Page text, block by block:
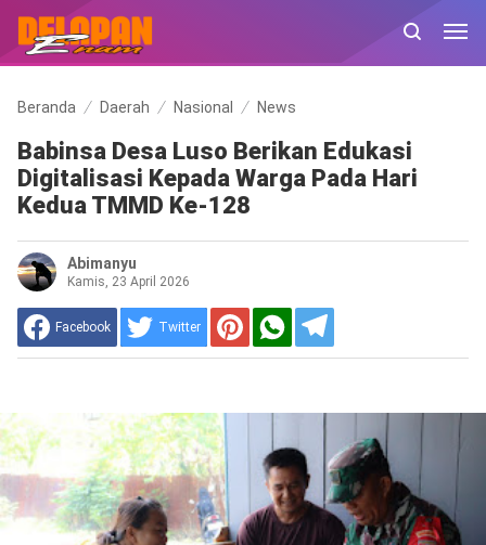
Beranda Daerah Nasional News
Babinsa Desa Luso Berikan Edukasi
Digitalisasi Kepada Warga Pada Hari
Kedua TMMD Ke-128
Abimanyu
Kamis, 23 April 2026
Facebook Twitter